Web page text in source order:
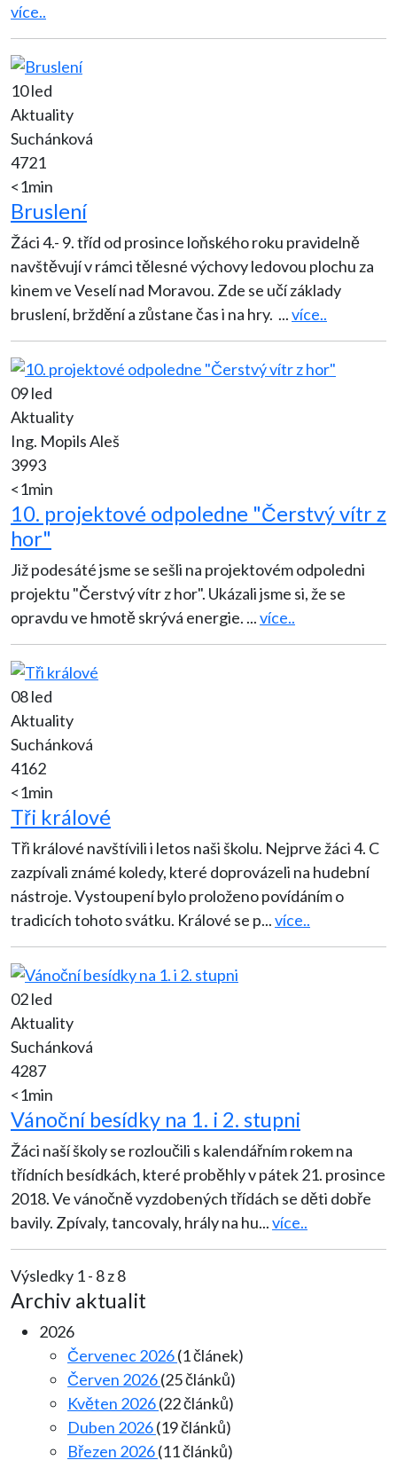
více..
10 led
Aktuality
Suchánková
4721
<1min
Bruslení
Žáci 4.- 9. tříd od prosince loňského roku pravidelně
navštěvují v rámci tělesné výchovy ledovou plochu za
kinem ve Veselí nad Moravou. Zde se učí základy
bruslení, brždění a zůstane čas i na hry. ...více..
09 led
Aktuality
Ing. Mopils Aleš
3993
<1min
10. projektové odpoledne "Čerstvý vítr z
hor"
Již podesáté jsme se sešli na projektovém odpoledni
projektu "Čerstvý vítr z hor". Ukázali jsme si, že se
opravdu ve hmotě skrývá energie. ...více..
08 led
Aktuality
Suchánková
4162
<1min
Tři králové
Tři králové navštívili i letos naši školu. Nejprve žáci 4. C
zazpívali známé koledy, které doprovázeli na hudební
nástroje. Vystoupení bylo proloženo povídáním o
tradicích tohoto svátku. Králové se p...více..
02 led
Aktuality
Suchánková
4287
<1min
Vánoční besídky na 1. i 2. stupni
Žáci naší školy se rozloučili s kalendářním rokem na
třídních besídkách, které proběhly v pátek 21. prosince
2018. Ve vánočně vyzdobených třídách se děti dobře
bavily. Zpívaly, tancovaly, hrály na hu...více..
Výsledky 1 - 8 z 8
Archiv aktualit
2026
Červenec 2026(1 článek)
Červen 2026(25 článků)
Květen 2026(22 článků)
Duben 2026(19 článků)
Březen 2026(11 článků)